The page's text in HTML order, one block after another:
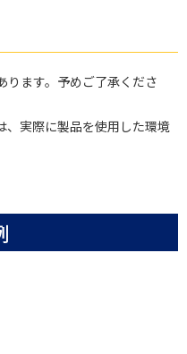
ります。予めご了承くださ
、実際に製品を使用した環境